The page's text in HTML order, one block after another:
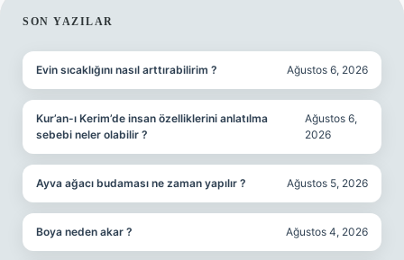
SIDEBAR
SON YAZILAR
Evin sıcaklığını nasıl arttırabilirim ? Ağustos 6, 2026
Kur’an-ı Kerim’de insan özelliklerini anlatılma
sebebi neler olabilir ?
Ağustos 6,
2026
Ayva ağacı budaması ne zaman yapılır ? Ağustos 5, 2026
Boya neden akar ? Ağustos 4, 2026